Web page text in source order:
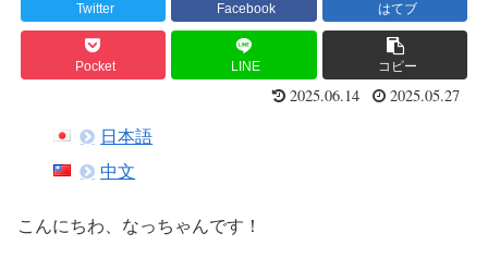
Twitter Facebook はてブ
Pocket LINE コピー
2025.06.14 2025.05.27
日本語
中文
こんにちわ、なっちゃんです！